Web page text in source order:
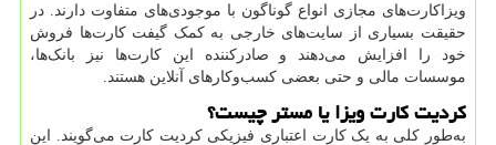
ویزاکارت‌های مجازی انواع گوناگون با موجودی‌های متفاوت دارند. در
حقیقت بسیاری از سایت‌های خارجی به کمک گیفت کارت‌ها فروش
خود را افزایش می‌دهند و صادرکننده این کارت‌ها نیز بانک‌ها،
موسسات مالی و حتی بعضی کسب‌وکارهای آنلاین هستند.
کردیت کارت ویزا یا مستر چیست؟
به‌طور کلی به یک کارت اعتباری فیزیکی کردیت کارت می‌گویند. این